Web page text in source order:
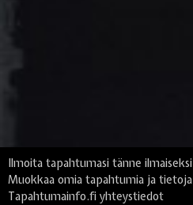
Ilmoita tapahtumasi tänne ilmaiseksi
Muokkaa omia tapahtumia ja tietoja
Tapahtumainfo.fi yhteystiedot